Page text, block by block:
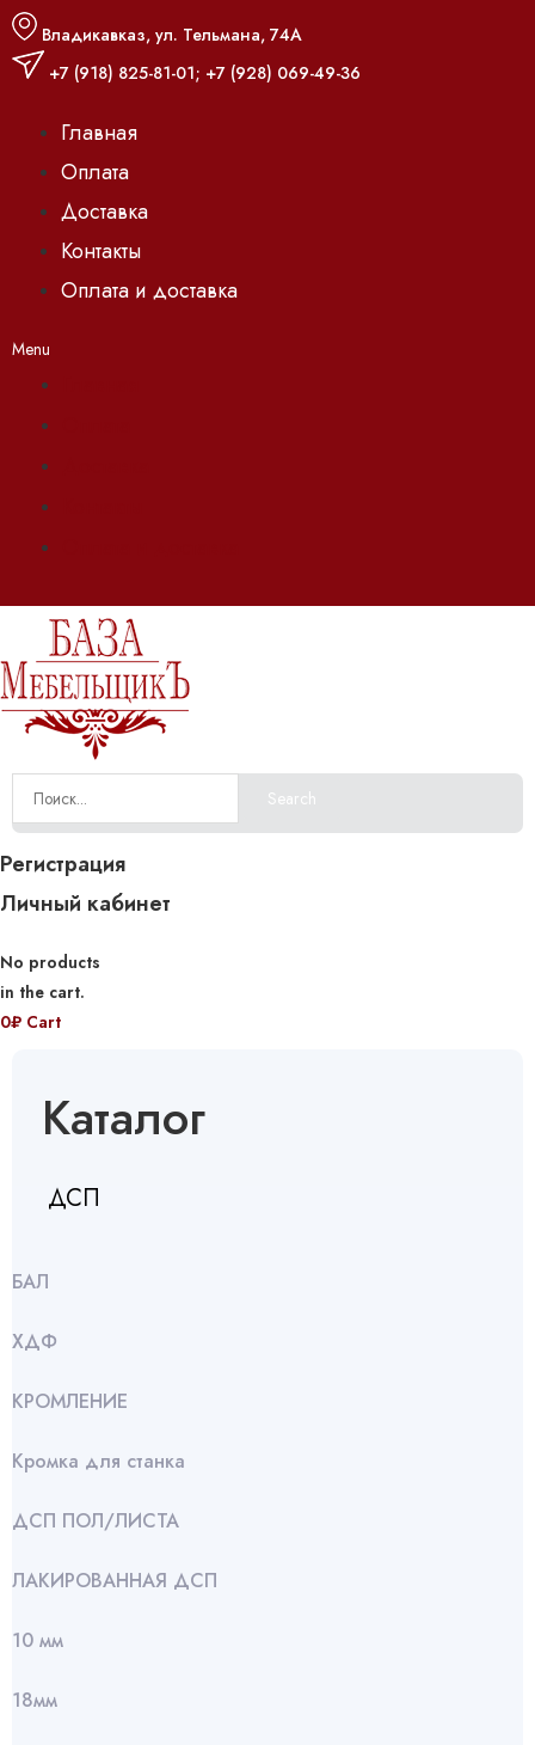
Владикавказ, ул. Тельмана, 74А
+7 (918) 825-81-01; +7 (928) 069-49-36
Главная
Оплата
Доставка
Контакты
Оплата и доставка
Menu
Search
Регистрация
Личный кабинет
No products
in the cart.
0₽ Cart
Каталог
ДСП
БАЛ
ХДФ
КРОМЛЕНИЕ
Кромка для станка
ДСП ПОЛ/ЛИСТА
ЛАКИРОВАННАЯ ДСП
10 мм
18мм